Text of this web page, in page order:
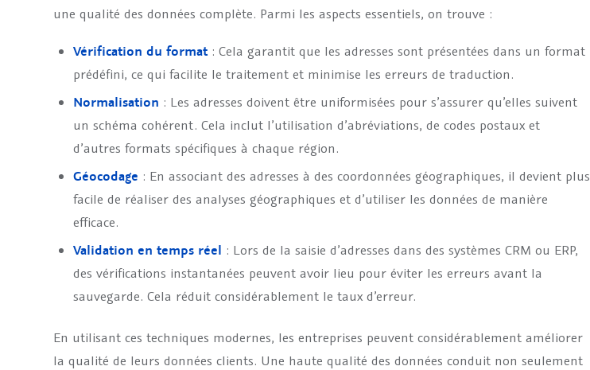
une qualité des données complète. Parmi les aspects essentiels, on trouve :
Vérification du format: Cela garantit que les adresses sont présentées dans un format
prédéfini, ce qui facilite le traitement et minimise les erreurs de traduction.
Normalisation : Les adresses doivent être uniformisées pour s’assurer qu’elles suivent
un schéma cohérent. Cela inclut l’utilisation d’abréviations, de codes postaux et
d’autres formats spécifiques à chaque région.
Géocodage : En associant des adresses à des coordonnées géographiques, il devient plus
facile de réaliser des analyses géographiques et d’utiliser les données de manière
efficace.
Validation en temps réel : Lors de la saisie d’adresses dans des systèmes CRM ou ERP,
des vérifications instantanées peuvent avoir lieu pour éviter les erreurs avant la
sauvegarde. Cela réduit considérablement le taux d’erreur.
En utilisant ces techniques modernes, les entreprises peuvent considérablement améliorer
la qualité de leurs données clients. Une haute qualité des données conduit non seulement